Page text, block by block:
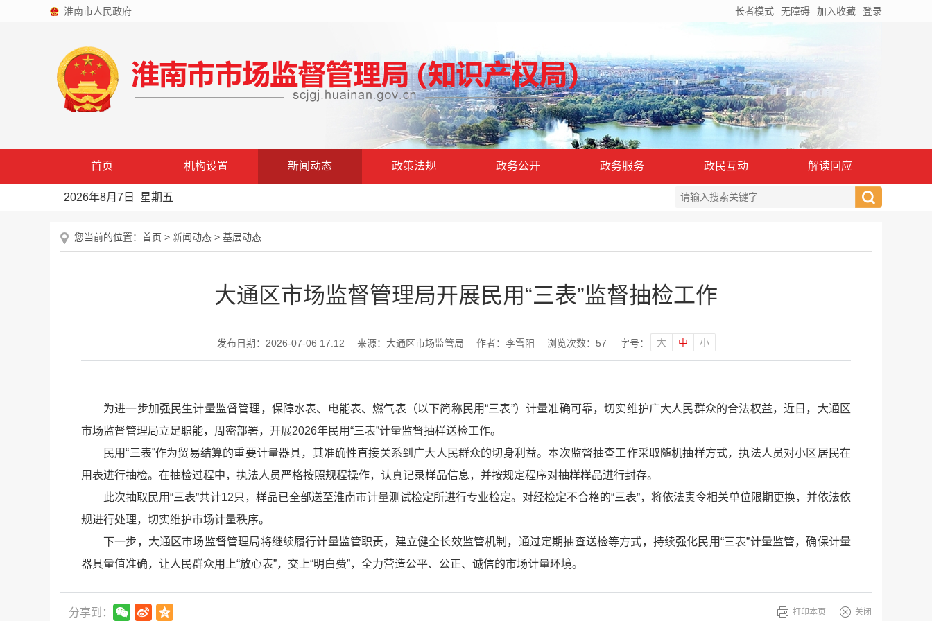
淮南市人民政府 长者模式 无障碍 加入收藏 登录
首页 机构设置 新闻动态 政策法规 政务公开 政务服务 政民互动 解读回应
2026年8月7日 星期五
您当前的位置： 首页 > 新闻动态 > 基层动态
大通区市场监督管理局开展民用“三表”监督抽检工作
发布日期：2026-07-06 17:12 来源：大通区市场监管局 作者：李雪阳 浏览次数： 57 字号： 大 中 小
为进一步加强民生计量监督管理，保障水表、电能表、燃气表（以下简称民用“三表”）计量准确可靠，切实维护广大人民群众的合法权益，近日，大通区
市场监督管理局立足职能，周密部署，开展2026年民用“三表”计量监督抽样送检工作。
民用“三表”作为贸易结算的重要计量器具，其准确性直接关系到广大人民群众的切身利益。本次监督抽查工作采取随机抽样方式，执法人员对小区居民在
用表进行抽检。在抽检过程中，执法人员严格按照规程操作，认真记录样品信息，并按规定程序对抽样样品进行封存。
此次抽取民用“三表”共计12只，样品已全部送至淮南市计量测试检定所进行专业检定。对经检定不合格的“三表”，将依法责令相关单位限期更换，并依法依
规进行处理，切实维护市场计量秩序。
下一步，大通区市场监督管理局将继续履行计量监管职责，建立健全长效监管机制，通过定期抽查送检等方式，持续强化民用“三表”计量监管，确保计量
器具量值准确，让人民群众用上“放心表”，交上“明白费”，全力营造公平、公正、诚信的市场计量环境。
分享到： 打印本页 关闭